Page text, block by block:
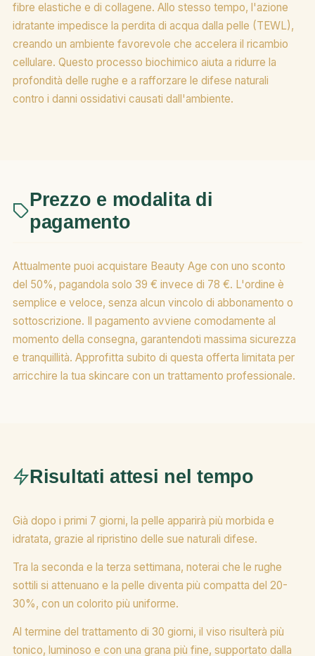
fibre elastiche e di collagene. Allo stesso tempo, l'azione
idratante impedisce la perdita di acqua dalla pelle (TEWL),
creando un ambiente favorevole che accelera il ricambio
cellulare. Questo processo biochimico aiuta a ridurre la
profondità delle rughe e a rafforzare le difese naturali
contro i danni ossidativi causati dall'ambiente.
Prezzo e modalita di
pagamento
Attualmente puoi acquistare Beauty Age con uno sconto
del 50%, pagandola solo 39 € invece di 78 €. L'ordine è
semplice e veloce, senza alcun vincolo di abbonamento o
sottoscrizione. Il pagamento avviene comodamente al
momento della consegna, garantendoti massima sicurezza
e tranquillità. Approfitta subito di questa offerta limitata per
arricchire la tua skincare con un trattamento professionale.
Risultati attesi nel tempo
Già dopo i primi 7 giorni, la pelle apparirà più morbida e
idratata, grazie al ripristino delle sue naturali difese.
Tra la seconda e la terza settimana, noterai che le rughe
sottili si attenuano e la pelle diventa più compatta del 20-
30%, con un colorito più uniforme.
Al termine del trattamento di 30 giorni, il viso risulterà più
tonico, luminoso e con una grana più fine, supportato dalla